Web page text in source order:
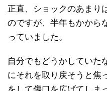
正直、ショックのあまり
のですが、半年もかから
っていました。
自分でもどうかしていた
にそれを取り戻そうと焦